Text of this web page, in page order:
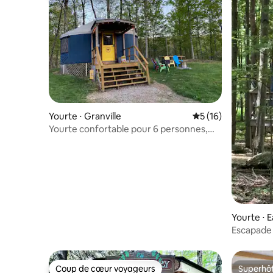
Yourte ⋅ Granville Évaluation
5 (16)
Yourte confortable pour 6 personnes,
Yourte ⋅
Coup de cœur voyageurs